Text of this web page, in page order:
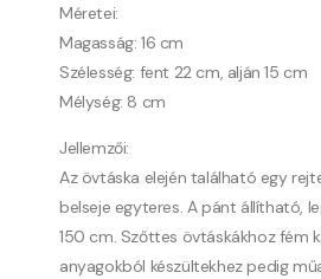
Méretei:
Magasság: 16 cm
Szélesség: fent 22 cm, alján 15 cm
Mélység: 8 cm
Jellemzői:
Az övtáska elején található egy
belseje egyteres. A pánt állítható,
150 cm. Szőttes övtáskákhoz fém
anyagokból készültekhez pedig